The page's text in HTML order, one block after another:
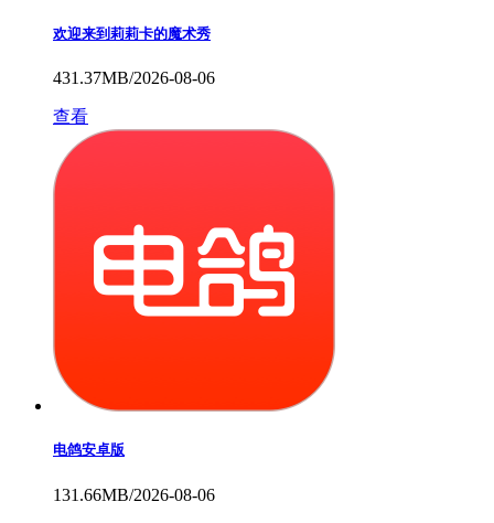
欢迎来到莉莉卡的魔术秀
431.37MB/2026-08-06
查看
电鸽安卓版
131.66MB/2026-08-06